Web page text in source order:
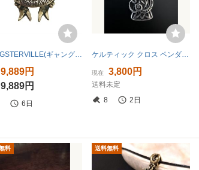
9,889円
9,889円
6日
現在 3,800円
送料未定
8
2日
料 送料無料